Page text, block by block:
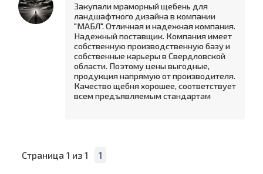
Закупали мраморный щебень для
ландшафтного дизайна в компании
"МАБЛ". Отличная и надежная компания.
Надежный поставщик. Компания имеет
собственную производственную базу и
собственные карьеры в Свердловской
области. Поэтому цены выгодные,
продукция напрямую от производителя.
Качество щебня хорошее, соответствует
всем предъявляемым стандартам
Страница 1 из 1 1